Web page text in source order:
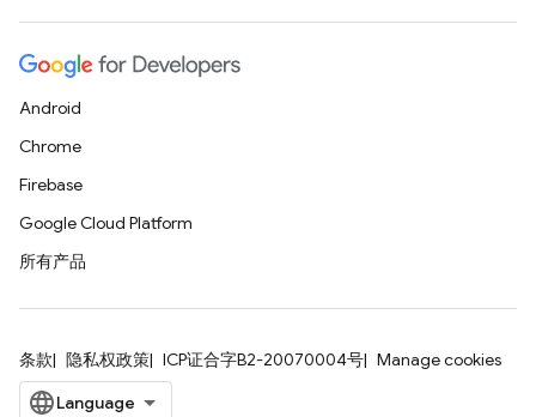
Android
Chrome
Firebase
Google Cloud Platform
所有产品
条款 隐私权政策 ICP证合字B2-20070004号 Manage cookies